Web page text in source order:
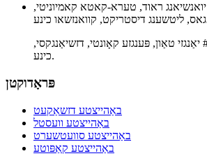
אפיס אדרעס: נומ. 12 יואנשיאנג ראוד, טערא-קאטא קאמיוניטי,
פאַבריק אַדרעס: #88 יאַנגזי טאַון, פּענגזע קאָונטי, דזשיאַנגקסי,
כינע.
פּראָדוקטן
באַהייצטע דזשאַקעט
באַהייצטע וועסטל
באַהייצטע סוועטשערט
באַהייצטע קאַפּוטע